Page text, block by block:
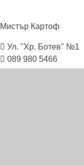
Мистър Картоф
Ул. "Хр. Ботев" №1
089 980 5466